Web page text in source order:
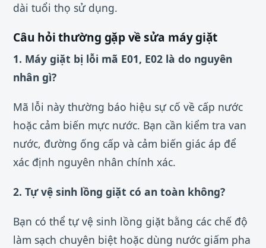
dài tuổi thọ sử dụng.
Câu hỏi thường gặp về sửa máy giặt
1. Máy giặt bị lỗi mã E01, E02 là do nguyên
nhân gì?
Mã lỗi này thường báo hiệu sự cố về cấp nước
hoặc cảm biến mực nước. Bạn cần kiểm tra van
nước, đường ống cấp và cảm biến giác áp để
xác định nguyên nhân chính xác.
2. Tự vệ sinh lồng giặt có an toàn không?
Bạn có thể tự vệ sinh lồng giặt bằng các chế độ
làm sạch chuyên biệt hoặc dùng nước giấm pha